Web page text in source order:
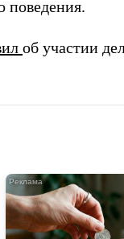
поведения.
об участии